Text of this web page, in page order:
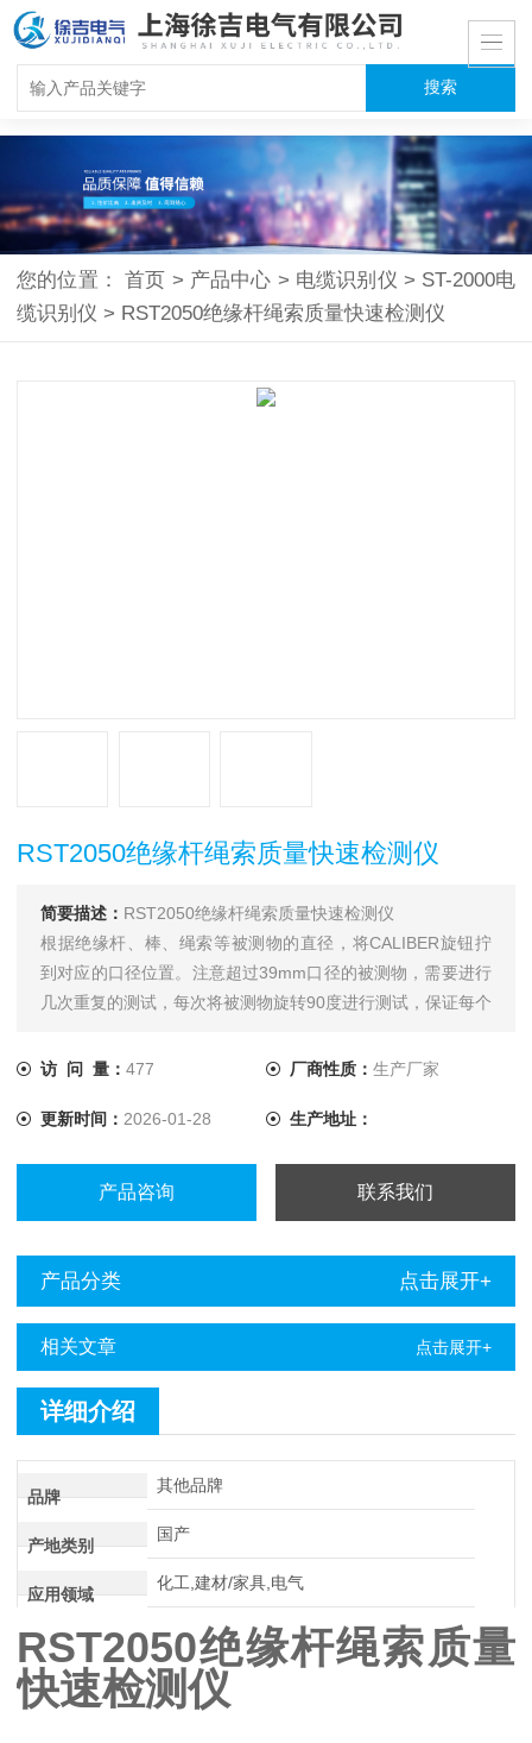
您的位置：首页 > 产品中心 > 电缆识别仪 > ST-2000电
缆识别仪 > RST2050绝缘杆绳索质量快速检测仪
RST2050绝缘杆绳索质量快速检测仪
简要描述： RST2050绝缘杆绳索质量快速检测仪
根据绝缘杆、棒、绳索等被测物的直径，将CALIBER旋钮拧
到对应的口径位置。注意超过39mm口径的被测物，需要进行
几次重复的测试，每次将被测物旋转90度进行测试，保证每个
访 问 量： 477 厂商性质： 生产厂家
更新时间： 2026-01-28 生产地址：
产品咨询 联系我们
产品分类 点击展开+
相关文章 点击展开+
详细介绍
品牌
其他品牌
产地类别
国产
应用领域
化工,建材/家具,电气
RST2050绝缘杆绳索质量
快速检测仪